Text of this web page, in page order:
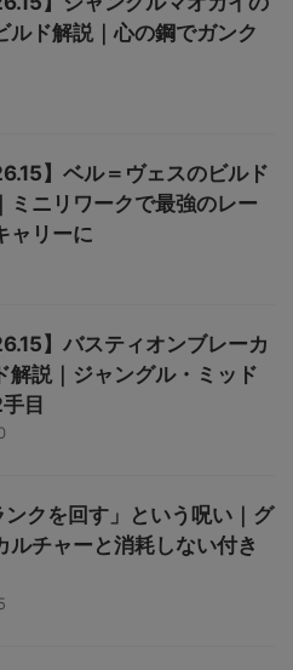
ルド解説｜心の鋼でガンク
】ベル＝ヴェスのビルド
ミニリワークで最強のレー
ャリーに
】バスティオンブレーカ
解説｜ジャングル・ミッド
目
クを回す」という呪い｜グ
ルチャーと消耗しない付き